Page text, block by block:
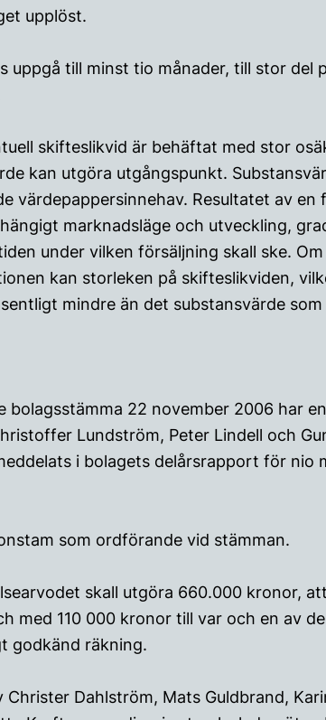
upplöst.
uppgå till minst tio månader, till stor del
skifteslikvid är behäftat med stor
kan utgöra utgångspunkt.
värdepappersinnehav. Resultatet av en
marknadsläge och utveckling,
under vilken försäljning skall ske.
kan storleken på skifteslikviden,
mindre än det substansvärde
bolagsstämma 22 november 2006 har
Lundström, Peter Lindell och
i bolagets delårsrapport för nio
som ordförande vid stämman.
skall utgöra 660.000 kronor,
med 110 000 kronor till var och en av
godkänd räkning.
Dahlström, Mats Guldbrand,